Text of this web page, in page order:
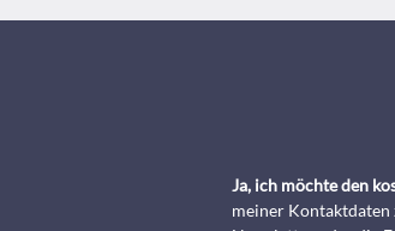
Ja, ich möchte den
meiner Kontaktdaten